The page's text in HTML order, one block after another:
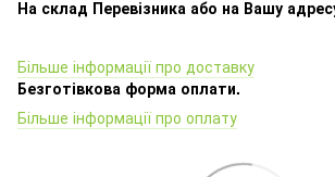
На склад Перевізника або на Вашу
Більше інформації про доставку
Безготівкова форма оплати.
Більше інформації про оплату